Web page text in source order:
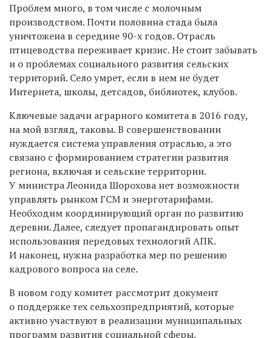
Проблем много, в том числе с молочным
производством. Почти половина стада была
уничтожена в середине 90-х годов. Отрасль
птицеводства переживает кризис. Не стоит забывать
и о проблемах социального развития сельских
территорий. Село умрет, если в нем не будет
Интернета, школы, детсадов, библиотек, клубов.
Ключевые задачи аграрного комитета в 2016 году,
на мой взгляд, таковы. В совершенствовании
нуждается система управления отраслью, а это
связано с формированием стратегии развития
региона, включая и сельские территории.
У министра Леонида Шорохова нет возможности
управлять рынком ГСМ и энерготарифами.
Необходим координирующий орган по развитию
деревни. Далее, следует пропагандировать опыт
использования передовых технологий АПК.
И наконец, нужна разработка мер по решению
кадрового вопроса на селе.
В новом году комитет рассмотрит документ
о поддержке тех сельхозпредприятий, которые
активно участвуют в реализации муниципальных
программ развития социальной сферы.